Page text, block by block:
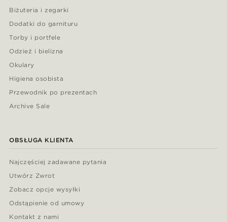
Biżuteria i zegarki
Dodatki do garnituru
Torby i portfele
Odzież i bielizna
Okulary
Higiena osobista
Przewodnik po prezentach
Archive Sale
OBSŁUGA KLIENTA
Najczęściej zadawane pytania
Utwórz Zwrot
Zobacz opcje wysyłki
Odstąpienie od umowy
Kontakt z nami